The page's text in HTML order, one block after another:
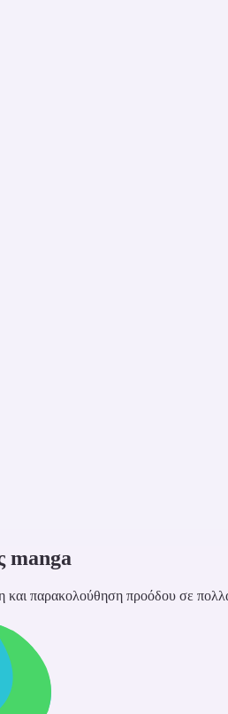
manga
παρακολούθηση προόδου σε